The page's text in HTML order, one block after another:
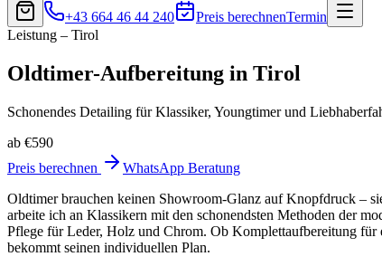
+43 664 46 44 240
Preis berechnenTermin
Leistung – Tirol
Oldtimer-Aufbereitung in Tirol
Schonendes Detailing für Klassiker, Youngtimer und
ab €590
Preis berechnen
WhatsApp Beratung
Oldtimer brauchen keinen Showroom-Glanz auf Knopfdruck –
arbeite ich an Klassikern mit den schonendsten Methoden der
Pflege für Leder, Holz und Chrom. Ob Komplettaufbereitung
bekommt seinen individuellen Plan.